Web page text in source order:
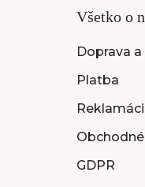
Všetko o
Doprava
Platba
GDPR